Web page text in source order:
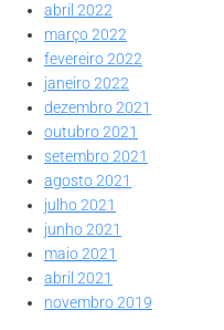
abril 2022
março 2022
fevereiro 2022
janeiro 2022
dezembro 2021
outubro 2021
setembro 2021
agosto 2021
julho 2021
junho 2021
maio 2021
abril 2021
novembro 2019